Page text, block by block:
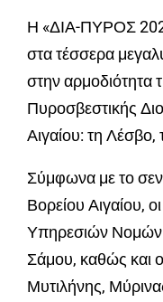
Η «ΔΙΑ-ΠΥΡΟΣ
στα τέσσερα
στην αρμοδιότητα
Πυροσβεστικής
Αιγαίου: τη Λέσβο,
Σύμφωνα με το
Βορείου Αιγαίου,
Υπηρεσιών Νομών
Σάμου, καθώς και
Μυτιλήνης,